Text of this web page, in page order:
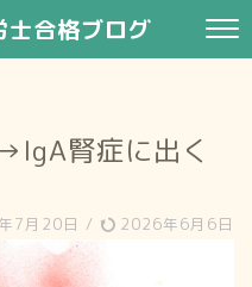
士合格ブログ
腎症に出く
7月20日 / 2026年6月6日